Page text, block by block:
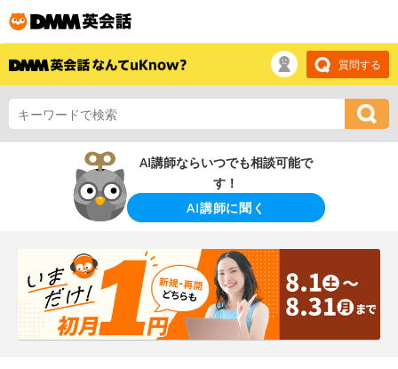
質問する
AI講師ならいつでも相談可能で
す！
AI講師に聞く